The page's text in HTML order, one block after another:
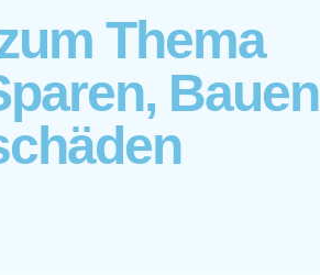
Thema
Bauen